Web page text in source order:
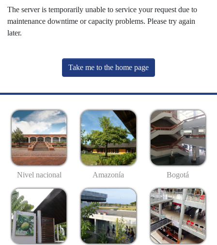
The server is temporarily unable to service your request due to
maintenance downtime or capacity problems. Please try again
later.
Take me to the home page
Nivel nacional Amazonía Bogotá